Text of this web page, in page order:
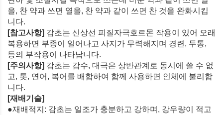
을, 찬 약과 쓰면 열을, 찬 약과 같이 쓰면 찬 것을 완화시킵
니다.
[참고사항] 감초는 신상선 피질자극호르몬 작용이 있어 오래
복용하면 부종이 일어나고 사지가 무력해지며 경련, 두통,
등의 부작용이 나타납니다.
[주의사항] 감초는 감수, 대극은 상반관계로 동시에 쓸 수 없
고, 톳, 연어, 복어를 배합하여 함께 사용하면 인체에 불리합
니다.
[재배기술]
●재배적지: 감초는 일조가 충분하고 강하며, 강우량이 적고